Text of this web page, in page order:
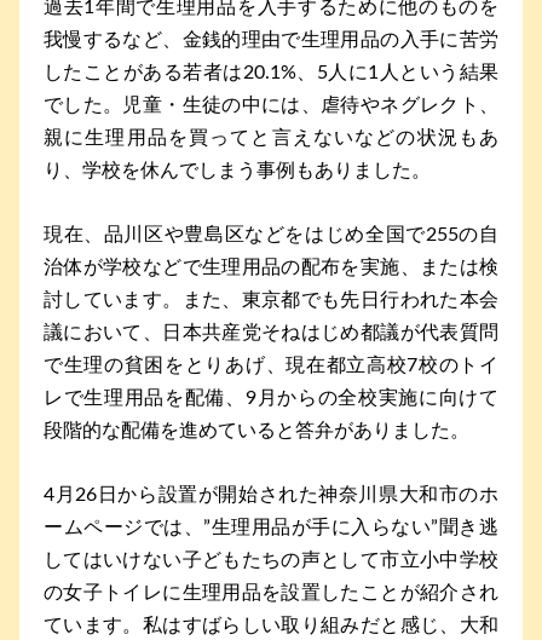
過去1年間で生理用品を入手するために他のものを
我慢するなど、金銭的理由で生理用品の入手に苦労
したことがある若者は20.1%、5人に1人という結果
でした。児童・生徒の中には、虐待やネグレクト、
親に生理用品を買ってと言えないなどの状況もあ
り、学校を休んでしまう事例もありました。
現在、品川区や豊島区などをはじめ全国で255の自
治体が学校などで生理用品の配布を実施、または検
討しています。また、東京都でも先日行われた本会
議において、日本共産党そねはじめ都議が代表質問
で生理の貧困をとりあげ、現在都立高校7校のトイ
レで生理用品を配備、9月からの全校実施に向けて
段階的な配備を進めていると答弁がありました。
4月26日から設置が開始された神奈川県大和市のホ
ームページでは、”生理用品が手に入らない”聞き逃
してはいけない子どもたちの声として市立小中学校
の女子トイレに生理用品を設置したことが紹介され
ています。私はすばらしい取り組みだと感じ、大和